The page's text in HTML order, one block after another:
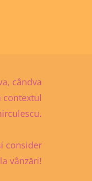
cândva
contextul
consider
vânzări!